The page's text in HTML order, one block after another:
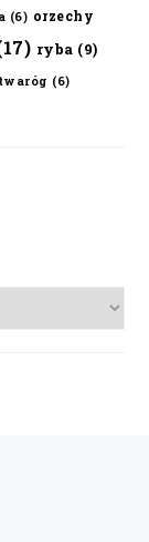
(6) orzechy
ryba (9)
twaróg (6)